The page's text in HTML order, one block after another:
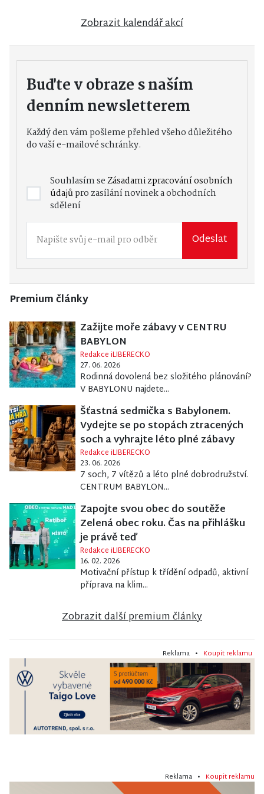
Zobrazit kalendář akcí
Buďte v obraze s naším
denním newsletterem
Každý den vám pošleme přehled všeho důležitého
do vaší e-mailové schránky.
Souhlasím seZásadami zpracování osobních
údajůpro zasílání novinek a obchodních
sdělení
Odeslat
Premium články
Zažijte moře zábavy v CENTRU
BABYLON
Redakce iLIBERECKO
27. 06. 2026
Rodinná dovolená bez složitého plánování?
V BABYLONU najdete...
Šťastná sedmička s Babylonem.
Vydejte se po stopách ztracených
soch a vyhrajte léto plné zábavy
Redakce iLIBERECKO
23. 06. 2026
7 soch, 7 vítězů a léto plné dobrodružství.
CENTRUM BABYLON...
Zapojte svou obec do soutěže
Zelená obec roku. Čas na přihlášku
je právě teď
Redakce iLIBERECKO
16. 02. 2026
Motivační přístup k třídění odpadů, aktivní
příprava na klim...
Zobrazit další premium články
Reklama • Koupit reklamu
Reklama • Koupit reklamu